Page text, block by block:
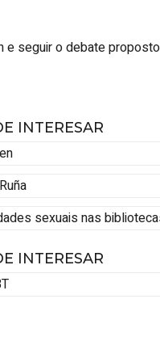
e seguir o debate
INTERESAR
sexuais nas
INTERESAR